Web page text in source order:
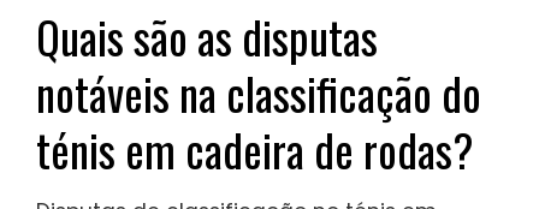
Quais são as disputas
notáveis na classificação do
ténis em cadeira de rodas?